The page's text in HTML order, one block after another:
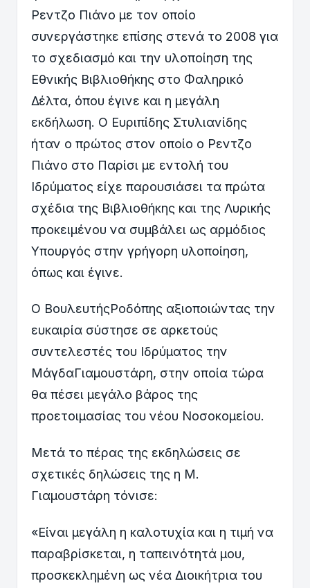
Ρεντζο Πιάνο με τον οποίο
συνεργάστηκε επίσης στενά το 2008 για
το σχεδιασμό και την υλοποίηση της
Εθνικής Βιβλιοθήκης στο Φαληρικό
Δέλτα, όπου έγινε και η μεγάλη
εκδήλωση. Ο Ευριπίδης Στυλιανίδης
ήταν ο πρώτος στον οποίο ο Ρεντζο
Πιάνο στο Παρίσι με εντολή του
Ιδρύματος είχε παρουσιάσει τα πρώτα
σχέδια της Βιβλιοθήκης και της Λυρικής
προκειμένου να συμβάλει ως αρμόδιος
Υπουργός στην γρήγορη υλοποίηση,
όπως και έγινε.
Ο ΒουλευτήςΡοδόπης αξιοποιώντας την
ευκαιρία σύστησε σε αρκετούς
συντελεστές του Ιδρύματος την
ΜάγδαΓιαμουστάρη, στην οποία τώρα
θα πέσει μεγάλο βάρος της
προετοιμασίας του νέου Νοσοκομείου.
Μετά το πέρας της εκδηλώσεις σε
σχετικές δηλώσεις της η Μ.
Γιαμουστάρη τόνισε:
«Είναι μεγάλη η καλοτυχία και η τιμή να
παραβρίσκεται, η ταπεινότητά μου,
προσκεκλημένη ως νέα Διοικήτρια του